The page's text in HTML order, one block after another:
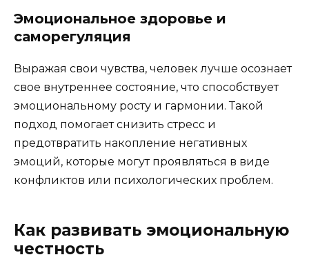
Эмоциональное здоровье и
саморегуляция
Выражая свои чувства, человек лучше осознает
свое внутреннее состояние, что способствует
эмоциональному росту и гармонии. Такой
подход помогает снизить стресс и
предотвратить накопление негативных
эмоций, которые могут проявляться в виде
конфликтов или психологических проблем.
Как развивать эмоциональную
честность